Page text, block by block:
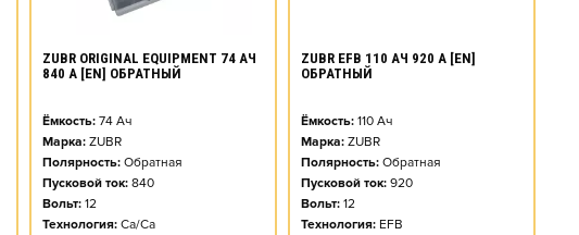
ZUBR ORIGINAL EQUIPMENT 74 АЧ
840 А [EN] ОБРАТНЫЙ
Ёмкость: 74Ач
Марка: ZUBR
Полярность: Обратная
Пусковой ток: 840
Вольт: 12
Технология: Ca/Ca
ZUBR EFB 110 АЧ 920 А [EN]
ОБРАТНЫЙ
Ёмкость: 110Ач
Марка: ZUBR
Полярность: Обратная
Пусковой ток: 920
Вольт: 12
Технология: EFB